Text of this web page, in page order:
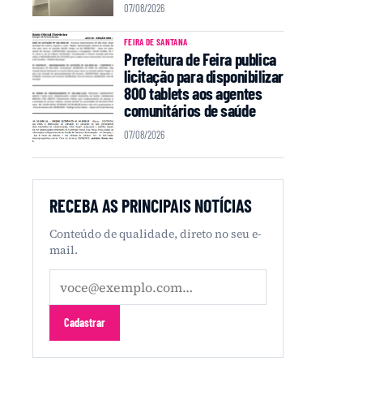
07/08/2026
FEIRA DE SANTANA
Prefeitura de Feira publica
licitação para disponibilizar
800 tablets aos agentes
comunitários de saúde
07/08/2026
RECEBA AS PRINCIPAIS NOTÍCIAS
Conteúdo de qualidade, direto no seu e-
mail.
mailCadastrar